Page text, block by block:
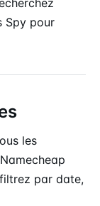
Spy pour
les
par date,